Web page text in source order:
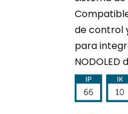
de control
para
NODOLED